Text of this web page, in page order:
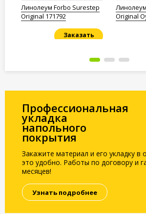
Линолеум Forbo Surestep
Original 171792
Заказать
Original
Профессиональная
укладка
напольного
покрытия
Закажите материал и его укладку
это удобно. Работы по договору и
месяцев!
Узнать подробнее